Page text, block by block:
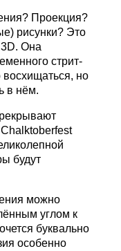
Проекция?
рисунки? Это
Она
стрит-
но
в нём.
будут
можно
углом к
буквально
особенно